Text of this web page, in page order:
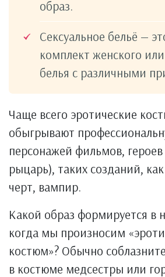
образ.
Сексуальное бельё —
комплект женского
белья с различными
Чаще всего эротические
обыгрывают
персонажей фильмов,
рыцарь), таких созданий,
черт, вампир.
Какой образ формируется в
когда мы произносим
костюм»? Обычно
в костюме медсестры или